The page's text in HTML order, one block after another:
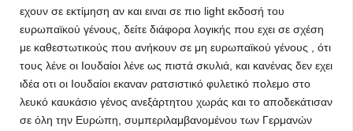
εχουν σε εκτίμηση αν και ειναι σε πιο light εκδοσή του
ευρωπαϊκού γένους, δείτε διάφορα λογικής που εχει σε σχέση
με καθεστωτικούς που ανήκουν σε μη ευρωπαϊκού γένους , ότι
τους λένε οι Ιουδαίοι λένε ως πιστά σκυλιά, και κανένας δεν εχει
ιδέα οτι οι Ιουδαίοι εκαναν ρατσιστικό φυλετικό πολεμο στο
λευκό καυκάσιο γένος ανεξάρτητου χωράς και το αποδεκάτισαν
σε όλη την Ευρώπη, συμπεριλαμβανομένου των Γερμανών